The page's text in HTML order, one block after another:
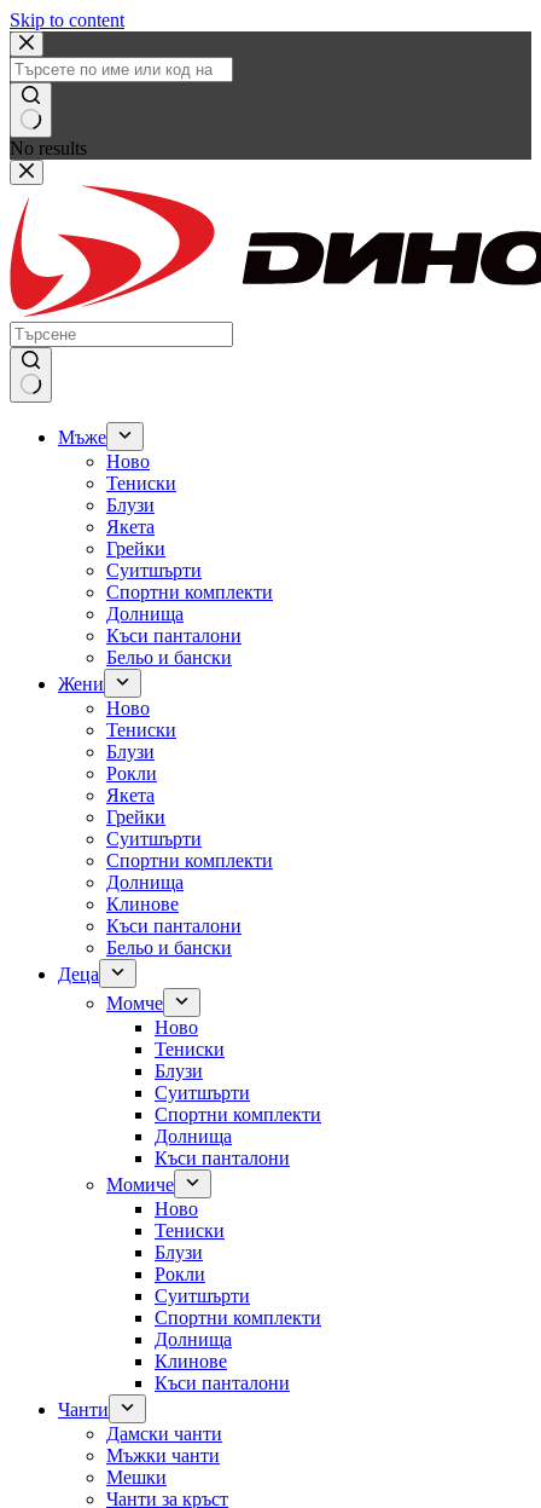
Skip to content
No results
Мъже
Ново
Тениски
Блузи
Якета
Грейки
Суитшърти
Спортни комплекти
Долнища
Къси панталони
Бельо и бански
Жени
Ново
Тениски
Блузи
Рокли
Якета
Грейки
Суитшърти
Спортни комплекти
Долнища
Клинове
Къси панталони
Бельо и бански
Деца
Момче
Ново
Тениски
Блузи
Суитшърти
Спортни комплекти
Долнища
Къси панталони
Момиче
Ново
Тениски
Блузи
Рокли
Суитшърти
Спортни комплекти
Долнища
Клинове
Къси панталони
Чанти
Дамски чанти
Мъжки чанти
Мешки
Чанти за кръст